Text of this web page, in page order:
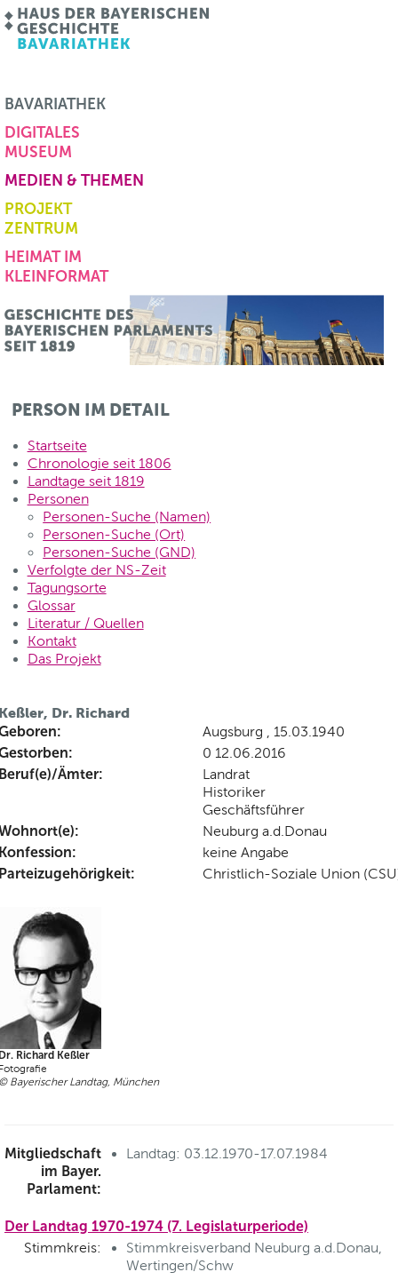
BAVARIATHEK
DIGITALES
MUSEUM
MEDIEN & THEMEN
PROJEKT
ZENTRUM
HEIMAT IM
KLEINFORMAT
PERSON IM DETAIL
Startseite
Chronologie seit 1806
Landtage seit 1819
Personen
Personen-Suche (Namen)
Personen-Suche (Ort)
Personen-Suche (GND)
Verfolgte der NS-Zeit
Tagungsorte
Glossar
Literatur / Quellen
Kontakt
Das Projekt
Dr. Richard
Augsburg , 15.03.1940
0 12.06.2016
Ämter:
Landrat
Historiker
Geschäftsführer
Neuburg a.d.Donau
keine Angabe
Christlich-Soziale Union
Richard Keßler
Bayerischer Landtag, München
Mitgliedschaft
im Bayer.
Parlament:
Landtag: 03.12.1970-17.07.1984
Der Landtag 1970-1974 (7. Legislaturperiode)
Stimmkreis:
Stimmkreisverband Neuburg a.d.Donau,
Wertingen/Schw